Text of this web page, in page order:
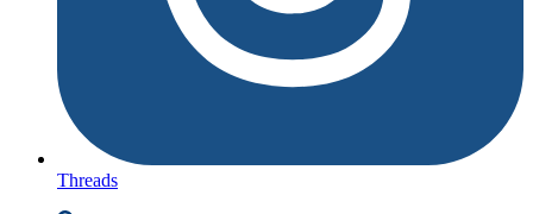
Threads